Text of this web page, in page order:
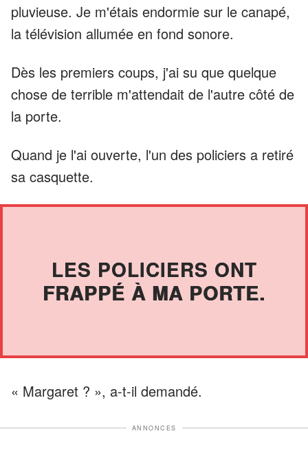
pluvieuse. Je m'étais endormie sur le canapé,
la télévision allumée en fond sonore.
Dès les premiers coups, j'ai su que quelque
chose de terrible m'attendait de l'autre côté de
la porte.
Quand je l'ai ouverte, l'un des policiers a retiré
sa casquette.
LES POLICIERS ONT
FRAPPÉ À MA PORTE.
« Margaret ? », a-t-il demandé.
ANNONCES